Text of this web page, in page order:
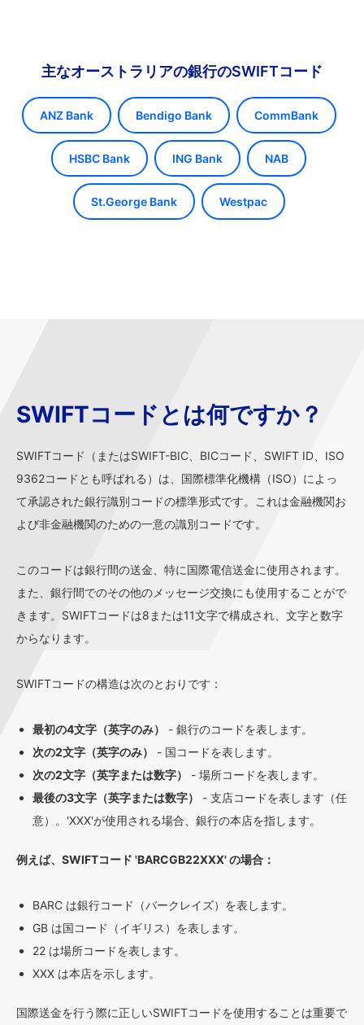
主なオーストラリアの銀行のSWIFTコード
ANZ Bank Bendigo Bank CommBank
HSBC Bank ING Bank NAB
St.George Bank Westpac
SWIFTコードとは何ですか？
SWIFTコード（またはSWIFT-BIC、BICコード、SWIFT ID、ISO
9362コードとも呼ばれる）は、国際標準化機構（ISO）によっ
て承認された銀行識別コードの標準形式です。これは金融機関お
よび非金融機関のための一意の識別コードです。
このコードは銀行間の送金、特に国際電信送金に使用されます。
また、銀行間でのその他のメッセージ交換にも使用することがで
きます。SWIFTコードは8または11文字で構成され、文字と数字
からなります。
SWIFTコードの構造は次のとおりです：
最初の4文字（英字のみ）
- 銀行のコードを表します。
次の2文字（英字のみ）
- 国コードを表します。
次の2文字（英字または数字）
- 場所コードを表します。
最後の3文字（英字または数字）
- 支店コードを表します（任
意）。'XXX'が使用される場合、銀行の本店を指します。
例えば、SWIFTコード 'BARCGB22XXX' の場合：
BARC は銀行コード（バークレイズ）を表します。
GB は国コード（イギリス）を表します。
22 は場所コードを表します。
XXX は本店を示します。
国際送金を行う際に正しいSWIFTコードを使用することは重要で